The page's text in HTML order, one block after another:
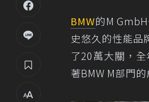
BMW的M
史悠久的性能品
了20萬大關，
著BMW M部門